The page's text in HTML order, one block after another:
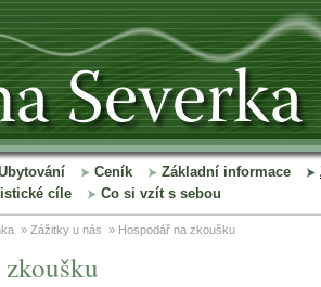
Ceník Základní informace
cíle Co si vzít s sebou
» Zážitky u nás » Hospodář na zkoušku